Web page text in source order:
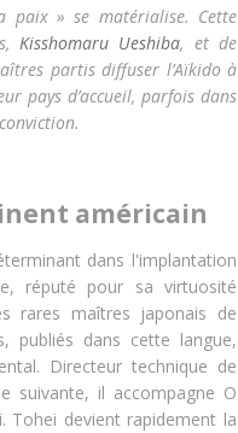
paix » se matérialise. Cette
Kisshomaru Ueshiba, et de
partis diffuser l’Aïkido à
pays d’accueil, parfois dans
américain
dans l'implantation
réputé pour sa virtuosité
rares maîtres japonais de
publiés dans cette langue,
Directeur technique de
suivante, il accompagne O
Tohei devient rapidement la